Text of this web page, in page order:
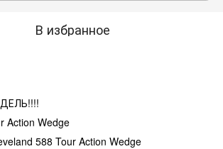
В избранное
Action Wedge
588 Tour Action Wedge